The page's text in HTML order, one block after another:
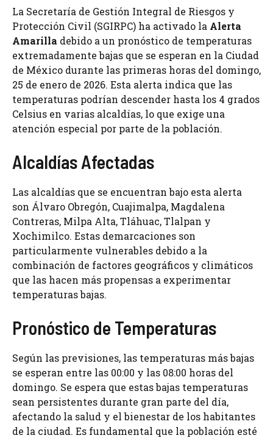
La Secretaría de Gestión Integral de Riesgos y
Protección Civil (SGIRPC) ha activado la Alerta
Amarilla debido a un pronóstico de temperaturas
extremadamente bajas que se esperan en la Ciudad
de México durante las primeras horas del domingo,
25 de enero de 2026. Esta alerta indica que las
temperaturas podrían descender hasta los 4 grados
Celsius en varias alcaldías, lo que exige una
atención especial por parte de la población.
Alcaldías Afectadas
Las alcaldías que se encuentran bajo esta alerta
son Álvaro Obregón, Cuajimalpa, Magdalena
Contreras, Milpa Alta, Tláhuac, Tlalpan y
Xochimilco. Estas demarcaciones son
particularmente vulnerables debido a la
combinación de factores geográficos y climáticos
que las hacen más propensas a experimentar
temperaturas bajas.
Pronóstico de Temperaturas
Según las previsiones, las temperaturas más bajas
se esperan entre las 00:00 y las 08:00 horas del
domingo. Se espera que estas bajas temperaturas
sean persistentes durante gran parte del día,
afectando la salud y el bienestar de los habitantes
de la ciudad. Es fundamental que la población esté